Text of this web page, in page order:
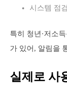
시스템 점
특히 청년·저소
가 있어, 알림을
실제로 사